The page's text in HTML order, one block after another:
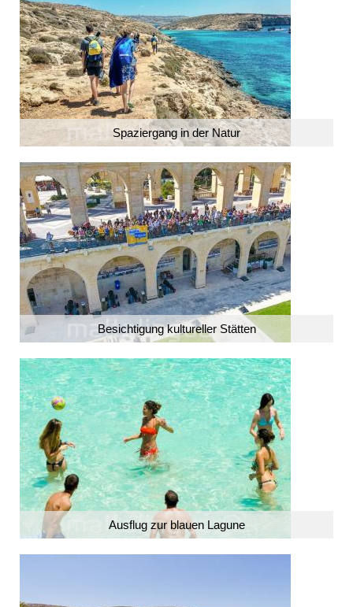
Spaziergang in der Natur
Besichtigung kultureller Stätten
Ausflug zur blauen Lagune